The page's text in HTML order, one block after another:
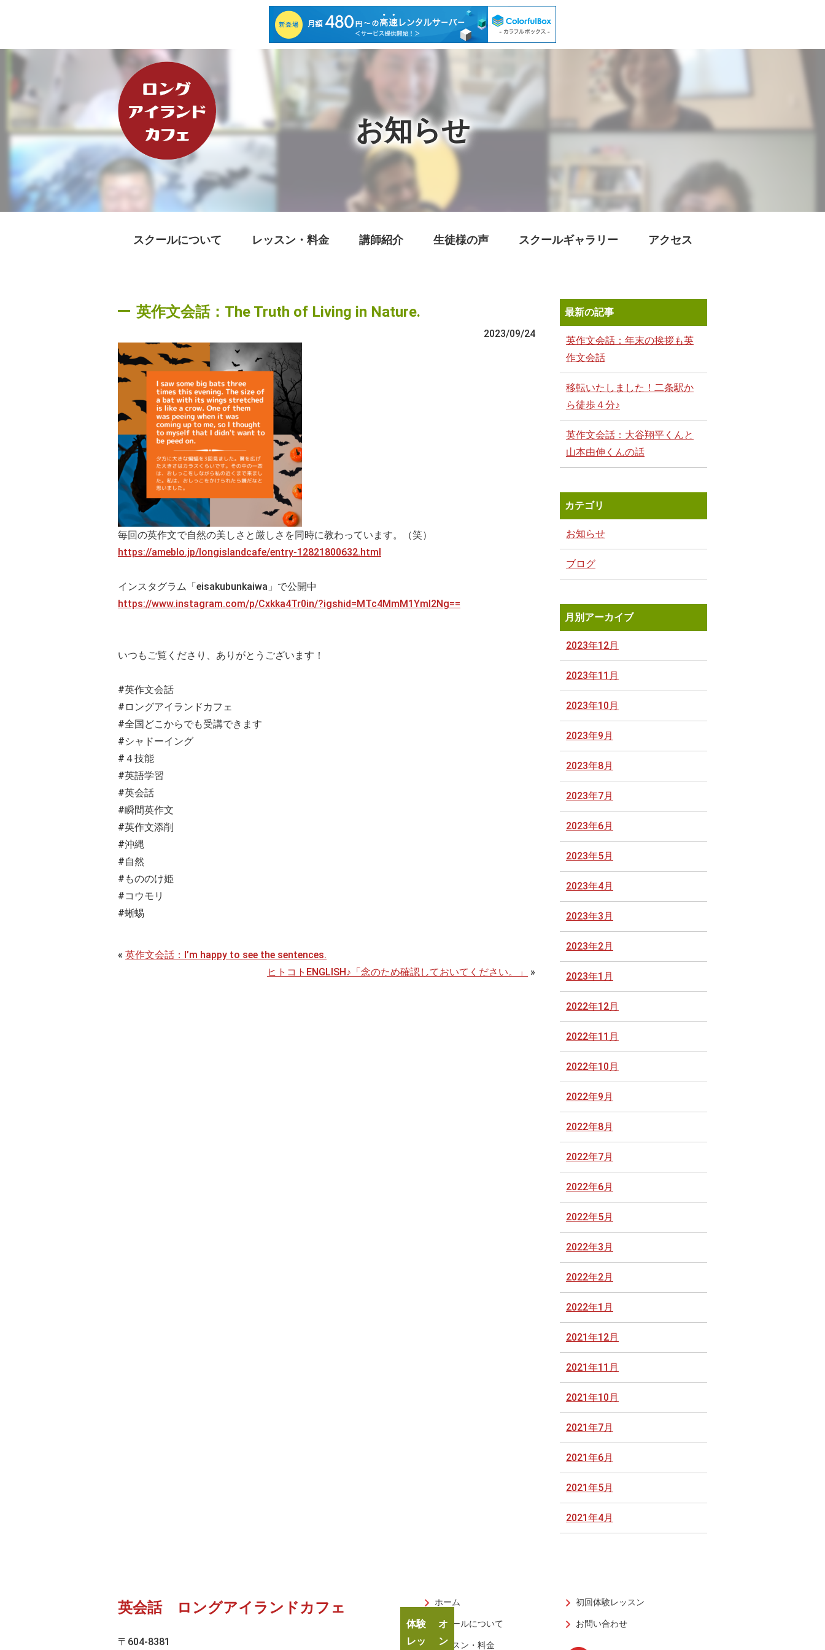
お知らせ
スクールについて レッスン・料金 講師紹介 生徒様の声 スクールギャラリー アクセス
英作文会話：The Truth of Living in Nature.
2023/09/24
毎回の英作文で自然の美しさと厳しさを同時に教わっています。（笑）
https://ameblo.jp/longislandcafe/entry-12821800632.html
インスタグラム「eisakubunkaiwa」で公開中
https://www.instagram.com/p/Cxkka4Tr0in/?igshid=MTc4MmM1YmI2Ng==
いつもご覧くださり、ありがとうございます！
#英作文会話
#ロングアイランドカフェ
#全国どこからでも受講できます
#シャドーイング
#４技能
#英語学習
#英会話
#瞬間英作文
#英作文添削
#沖縄
#自然
#もののけ姫
#コウモリ
#蜥蜴
« 英作文会話：I’m happy to see the sentences.
ヒトコトENGLISH♪「念のため確認しておいてください。」
»
最新の記事
英作文会話：年末の挨拶も英
作文会話
移転いたしました！二条駅か
ら徒歩４分♪
英作文会話：大谷翔平くんと
山本由伸くんの話
カテゴリ
お知らせ
ブログ
月別アーカイブ
2023年12月
2023年11月
2023年10月
2023年9月
2023年8月
2023年7月
2023年6月
2023年5月
2023年4月
2023年3月
2023年2月
2023年1月
2022年12月
2022年11月
2022年10月
2022年9月
2022年8月
2022年7月
2022年6月
2022年5月
2022年3月
2022年2月
2022年1月
2021年12月
2021年11月
2021年10月
2021年7月
2021年6月
2021年5月
2021年4月
英会話 ロングアイランドカフェ
〒604-8381
ホーム
スクールについて
レッスン・料金
初回体験レッスン
お問い合わせ
体験
レッ
オ
ン